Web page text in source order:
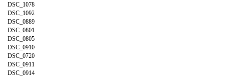
DSC_1078
DSC_1092
DSC_0889
DSC_0801
DSC_0805
DSC_0910
DSC_0720
DSC_0911
DSC_0914